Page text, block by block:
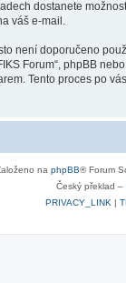
dostanete
váš e-mail.
není doporučeno
Forum“, phpBB
Tento proces po
na phpBB® Forum
Český překlad –
PRIVACY_LINK |